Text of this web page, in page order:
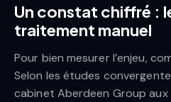
Un constat chiffré :
traitement manuel
Pour bien mesurer l’enjeu,
Selon les études
cabinet Aberdeen Group aux